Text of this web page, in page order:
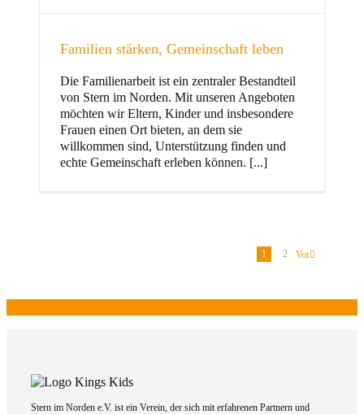
Familien stärken, Gemeinschaft leben
Die Familienarbeit ist ein zentraler Bestandteil
von Stern im Norden. Mit unseren Angeboten
möchten wir Eltern, Kinder und insbesondere
Frauen einen Ort bieten, an dem sie
willkommen sind, Unterstützung finden und
echte Gemeinschaft erleben können. [...]
1 2 Vor
Stern im Norden e.V. ist ein Verein, der sich mit erfahrenen Partnern und